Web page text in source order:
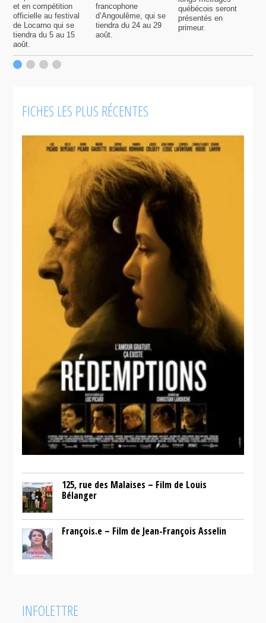
et en compétition
officielle au festival
de Locarno qui se
tiendra du 5 au 15
août.
francophone
d’Angoulême, qui se
tiendra du 24 au 29
août.
québécois seront
présentés en
primeur.
FICHES LES PLUS RÉCENTES
125, rue des Malaises – Film de Louis
Bélanger
François.e – Film de Jean-François Asselin
INFOLETTRE